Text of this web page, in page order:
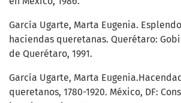
García Ugarte, Marta Eugenia.
haciendas queretanas. Querétaro:
de Querétaro, 1991.
García Ugarte, Marta
queretanos, 1780-1920. México, DF: